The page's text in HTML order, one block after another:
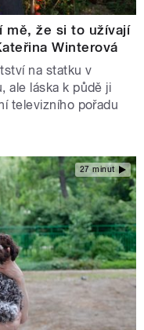
mě, že si to užívají
Winterová
na statku v
ale láska k půdě ji
televizního pořadu
27 minut